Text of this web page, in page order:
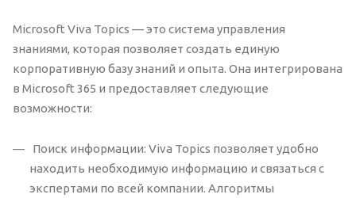
Microsoft Viva Topics — это система управления
знаниями, которая позволяет создать единую
корпоративную базу знаний и опыта. Она интегрирована
в Microsoft 365 и предоставляет следующие
возможности:
Поиск информации: Viva Topics позволяет удобно
находить необходимую информацию и связаться с
экспертами по всей компании. Алгоритмы